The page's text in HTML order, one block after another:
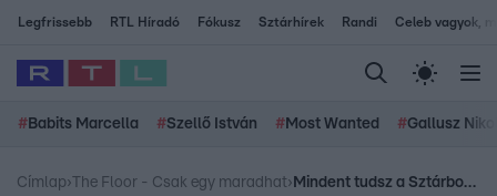
Legfrissebb RTL Híradó Fókusz Sztárhírek Randi Celeb vagyok,
# Babits Marcella #Szellő István # Most Wanted #Gallusz
Címlap› The Floor - Csak egy maradhat› Mindent tudsz a Sztárboxról? Teszteld a The Floor kihívásával!